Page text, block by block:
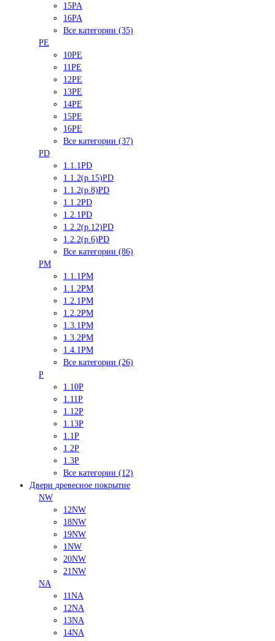
15PA
16PA
Все категории (35)
PE
10PE
11PE
12PE
13PE
14PE
15PE
16PE
Все категории (37)
PD
1.1.1PD
1.1.2(р.15)PD
1.1.2(р.8)PD
1.1.2PD
1.2.1PD
1.2.2(р.12)PD
1.2.2(р.6)PD
Все категории (86)
PM
1.1.1PM
1.1.2PM
1.2.1PM
1.2.2PM
1.3.1PM
1.3.2PM
1.4.1PM
Все категории (26)
P
1.10P
1.11P
1.12P
1.13P
1.1P
1.2P
1.3P
Все категории (12)
Двери древесное покрытие
NW
12NW
18NW
19NW
1NW
20NW
21NW
NA
11NA
12NA
13NA
14NA